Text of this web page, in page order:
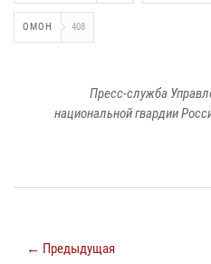
ОМОН 408
Пресс-служба
национальной гвардии
← Предыдущая